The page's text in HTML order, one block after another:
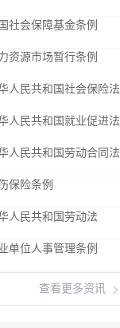
社会保障基金条例
资源市场暂行条例
人民共和国社会保险法
人民共和国就业促进法
人民共和国劳动合同法
保险条例
人民共和国劳动法
单位人事管理条例
查看更多资讯